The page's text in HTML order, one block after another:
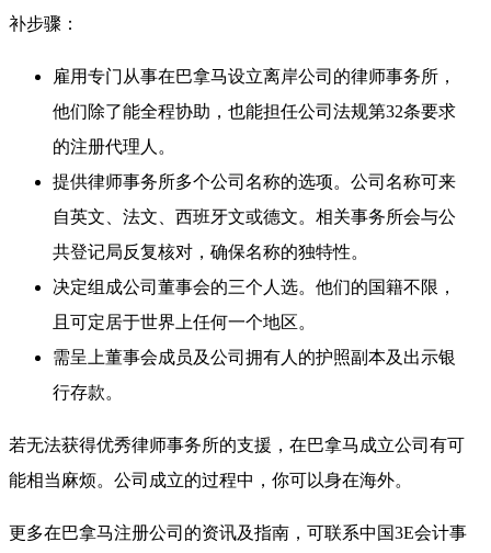
补步骤：
雇用专门从事在巴拿马设立离岸公司的律师事务所，
他们除了能全程协助，也能担任公司法规第32条要求
的注册代理人。
提供律师事务所多个公司名称的选项。公司名称可来
自英文、法文、西班牙文或德文。相关事务所会与公
共登记局反复核对，确保名称的独特性。
决定组成公司董事会的三个人选。他们的国籍不限，
且可定居于世界上任何一个地区。
需呈上董事会成员及公司拥有人的护照副本及出示银
行存款。
若无法获得优秀律师事务所的支援，在巴拿马成立公司有可
能相当麻烦。公司成立的过程中，你可以身在海外。
更多在巴拿马注册公司的资讯及指南，可联系中国3E会计事